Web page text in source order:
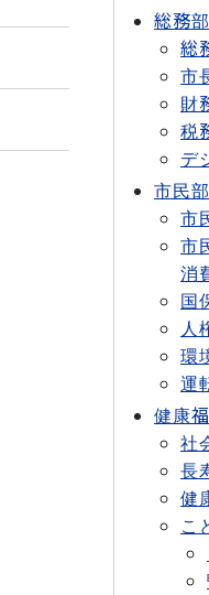
総務部
総
市
財
税
デ
市民部
市
市
消
国
人
環
運
健康
社
長
健
こ